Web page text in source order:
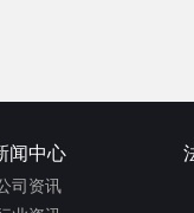
闻中心
司资讯